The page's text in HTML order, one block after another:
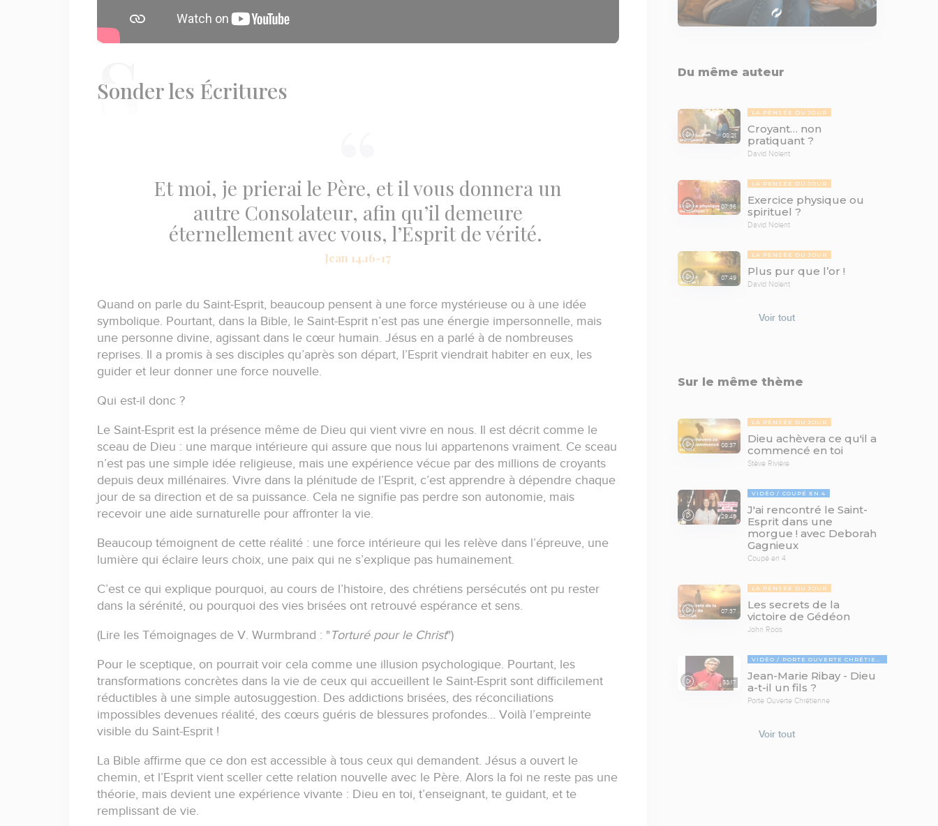
Sonder les Écritures
Et moi, je prierai le Père, et il vous donnera un
autre Consolateur, afin qu’il demeure
éternellement avec vous, l’Esprit de vérité.
Jean 14.16-17
Quand on parle du Saint-Esprit, beaucoup pensent à une force mystérieuse ou à une idée
symbolique. Pourtant, dans la Bible, le Saint-Esprit n’est pas une énergie impersonnelle, mais
une personne divine, agissant dans le cœur humain. Jésus en a parlé à de nombreuses
reprises.
Il a promis à ses disciples qu’après son départ, l’Esprit viendrait habiter en eux, les
guider et leur donner une force nouvelle.
Qui est-il donc ?
Le Saint-Esprit est la présence même de Dieu qui vient vivre en nous.
Il est décrit comme le
sceau de Dieu : une marque intérieure qui assure que nous lui appartenons vraiment. Ce sceau
n’est pas une simple idée religieuse, mais une expérience vécue par des millions de croyants
depuis deux millénaires. Vivre dans la plénitude de l’Esprit, c’est apprendre à dépendre chaque
jour de sa direction et de sa puissance. Cela ne signifie pas perdre son autonomie, mais
recevoir une aide surnaturelle pour affronter la vie.
Beaucoup témoignent de cette réalité : une force intérieure qui les relève dans l’épreuve, une
lumière qui éclaire leurs choix, une paix qui ne s’explique pas humainement.
C’est ce qui explique pourquoi, au cours de l’histoire, des chrétiens persécutés ont pu rester
dans la sérénité, ou pourquoi des vies brisées ont retrouvé espérance et sens.
(Lire les Témoignages de V. Wurmbrand : " Torturé pour le Christ")
Pour le sceptique, on pourrait voir cela comme une illusion psychologique. Pourtant, les
transformations concrètes dans la vie de ceux qui accueillent le Saint-Esprit sont difficilement
réductibles à une simple autosuggestion. Des addictions brisées, des réconciliations
impossibles devenues réalité, des cœurs guéris de blessures profondes… Voilà l’empreinte
visible du Saint-Esprit !
La Bible affirme que ce don est accessible à tous ceux qui demandent. Jésus a ouvert le
chemin, et l’Esprit vient sceller cette relation nouvelle avec le Père. Alors la foi ne reste pas une
théorie, mais devient une expérience vivante : Dieu en toi, t’enseignant, te guidant, et te
remplissant de vie.
Du même auteur
08:21
LA PENSÉE DU JOUR
Croyant… non
pratiquant ?
David Nolent
07:36
LA PENSÉE DU JOUR
Exercice physique ou
spirituel ?
David Nolent
07:49
LA PENSÉE DU JOUR
Plus pur que l’or !
David Nolent
Voir tout
Sur le même thème
08:37
LA PENSÉE DU JOUR
Dieu achèvera ce qu'il a
commencé en toi
Stève Rivière
29:46
VIDÉO COUPÉ EN 4
J'ai rencontré le Saint-
Esprit dans une
morgue ! avec Deborah
Gagnieux
Coupé en 4
07:37
LA PENSÉE DU JOUR
Les secrets de la
victoire de Gédéon
John Roos
53:17
VIDÉO PORTE OUVERTE CHRÉTIENNE
Jean-Marie Ribay - Dieu
a-t-il un fils ?
Porte Ouverte Chrétienne
Voir tout